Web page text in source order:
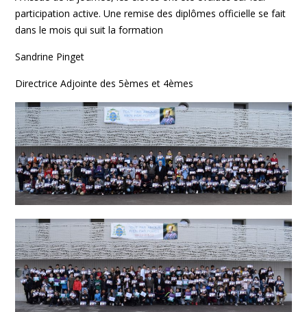
participation active. Une remise des diplômes officielle se fait
dans le mois qui suit la formation
Sandrine Pinget
Directrice Adjointe des 5èmes et 4èmes